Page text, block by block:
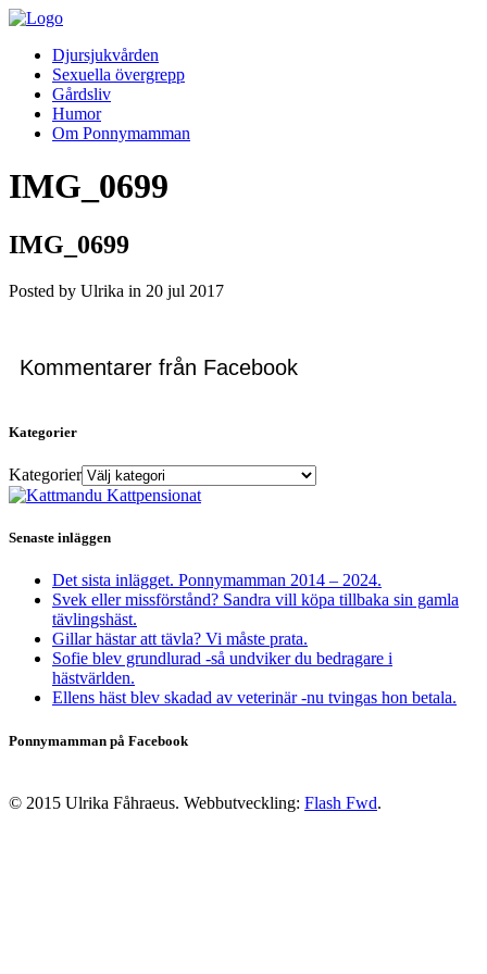
Djursjukvården
Sexuella övergrepp
Gårdsliv
Humor
Om Ponnymamman
IMG_0699
IMG_0699
Posted by Ulrika in 20 jul 2017
Kommentarer från Facebook
Kategorier
Kategorier
Senaste inläggen
Det sista inlägget. Ponnymamman 2014 – 2024.
Svek eller missförstånd? Sandra vill köpa tillbaka sin gamla
tävlingshäst.
Gillar hästar att tävla? Vi måste prata.
Sofie blev grundlurad -så undviker du bedragare i
hästvärlden.
Ellens häst blev skadad av veterinär -nu tvingas hon betala.
Ponnymamman på Facebook
© 2015 Ulrika Fåhraeus. Webbutveckling: Flash Fwd.